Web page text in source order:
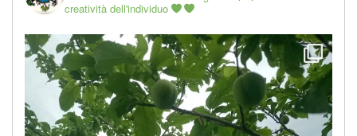
creatività dell'individuo